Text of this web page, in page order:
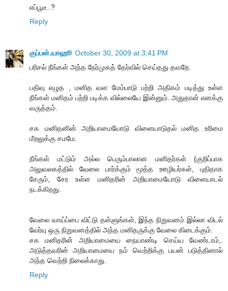
எப்பூடீ..?
Reply
குப்பன்.யாஹூ October 30, 2009 at 3:41 PM
பரிசல் நீங்கள் அந்த நேர்முகத் தேர்வில் செய்தது தவறே.
பதிவு எழுத , மனித வள மேம்பாடு பற்றி அதிகம் படித்து உள்ள
நீங்கள் மனிதம் பற்றி படிக்க வில்லையே இன்னும். அதுதான் எனக்கு
வருத்தம்.
சக மனிதனின் அறியாமையோடு விளையாடுதல் மனித உரிமை
மீறலுக்கு சமமே.
நீங்கள் மட்டும் அல்ல பெரும்பாலான மனிதர்கள் (குறிப்பாக
அலுவலகத்தில் வேலை பார்க்கும் மூத்த ஊழியர்கள், புதிதாக
சேரும், சேர உள்ள மனிதரின் அறியாமையோடு விளையாடல்
நடக்கிறது.
வேலை வாய்ப்பை விட்டு தள்ளுங்கள், இந்த நிறுவனம் இல்லா விடல்
வேர்யு ஒரு நிறுவனத்தில் அந்த மனிதருக்கு வேலை கிடைக்கும்.
சக மனிதரின் அறியாமையை நையாண்டி செய்ய வேண்டாம்,.
அடுத்தவரின் அறியாமையை நம் வெற்றிக்கு பயன் படுத்தினால்
அந்த வெற்றி நிலைக்காது.
Reply